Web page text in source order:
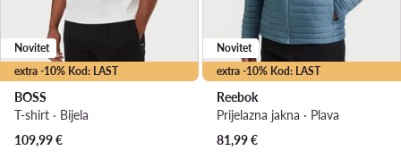
extra -10% Kod: LAST
Novitet
BOSS
T-shirt · Bijela
109,99€
extra -10% Kod: LAST
Novitet
Reebok
Prijelazna jakna · Plava
81,99€